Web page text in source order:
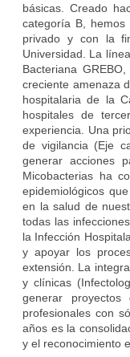
básicas. Creado
categoría B,
privado y con la
Universidad. La
Bacteriana
creciente amenaza
hospitalaria de la
hospitales de
experiencia. Una
de vigilancia (Eje
generar acciones
Micobacterias ha
epidemiológicos
en la salud de
todas las
la Infección
y apoyar los
extensión. La
y clínicas
generar
profesionales con
años es la
y el reconocimiento